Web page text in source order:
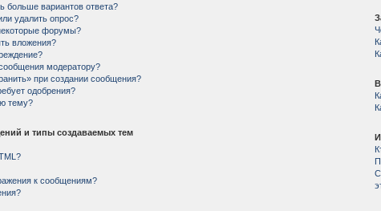
больше вариантов ответа?
удалить опрос?
форумы?
вложения?
модератору?
при создании сообщения?
одобрения?
тему?
и типы создаваемых тем
к сообщениям?
С